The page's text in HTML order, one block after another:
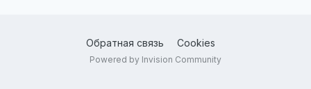
Обратная связь Cookies
Powered by Invision Community